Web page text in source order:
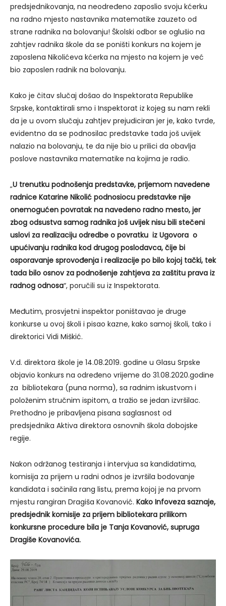
predsjednikovanja, na neodređeno zaposlio svoju kćerku
na radno mjesto nastavnika matematike zauzeto od
strane radnika na bolovanju! Školski odbor se oglušio na
zahtjev radnika škole da se poništi konkurs na kojem je
zaposlena Nikolićeva kćerka na mjesto na kojem je već
bio zaposlen radnik na bolovanju.
Kako je čitav slučaj došao do Inspektorata Republike
Srpske, kontaktirali smo i Inspektorat iz kojeg su nam rekli
da je u ovom slučaju zahtjev prejudiciran jer je, kako tvrde,
evidentno da se podnosilac predstavke tada još uvijek
nalazio na bolovanju, te da nije bio u prilici da obavlja
poslove nastavnika matematike na kojima je radio.
„U trenutku podnošenja predstavke, prijemom navedene
radnice Katarine Nikolić podnosiocu predstavke nije
onemogućen povratak na navedeno radno mesto, jer
zbog odsustva samog radnika još uvijek nisu bili stečeni
uslovi za realizaciju odredbe o povratku iz Ugovora o
upućivanju radnika kod drugog poslodavca, čije bi
osporavanje sprovođenja i realizacije po bilo kojoj tački, tek
tada bilo osnov za podnošenje zahtjeva za zaštitu prava iz
radnog odnosa“, poručili su iz Inspektorata.
Međutim, prosvjetni inspektor poništavao je druge
konkurse u ovoj školi i pisao kazne, kako samoj školi, tako i
direktorici Vidi Miškić.
V.d. direktora škole je 14.08.2019. godine u Glasu Srpske
objavio konkurs na određeno vrijeme do 31.08.2020.godine
za bibliotekara (puna norma), sa radnim iskustvom i
položenim stručnim ispitom, a tražio se jedan izvršilac.
Prethodno je pribavljena pisana saglasnost od
predsjednika Aktiva direktora osnovnih škola dobojske
regije.
Nakon održanog testiranja i intervjua sa kandidatima,
komisija za prijem u radni odnos je izvršila bodovanje
kandidata i sačinila rang listu, prema kojoj je na prvom
mjestu rangiran Dragiša Kovanović. Kako Infoveza saznaje,
predsjednik komisije za prijem bibliotekara prilikom
konkursne procedure bila je Tanja Kovanović, supruga
Dragiše Kovanovića.